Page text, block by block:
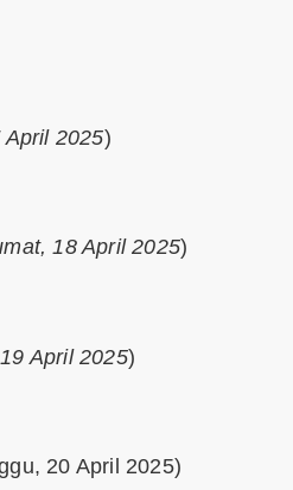
2025)
18 April 2025)
April 2025)
20 April 2025)